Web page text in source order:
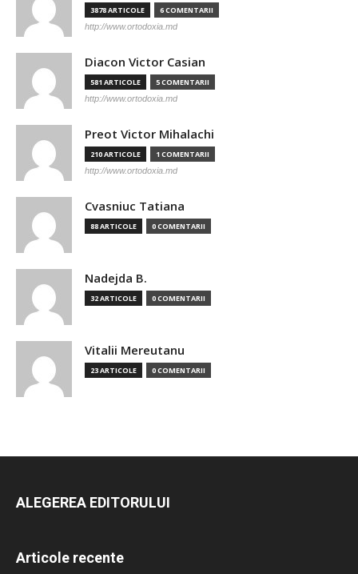
3878 ARTICOLE 6 COMENTARII
http://www.ortodoxia.md
Diacon Victor Casian
581 ARTICOLE 5 COMENTARII
http://www.ortodoxia.md
Preot Victor Mihalachi
210 ARTICOLE 1 COMENTARII
http://www.ortodoxia.md
Cvasniuc Tatiana
88 ARTICOLE 0 COMENTARII
Nadejda B.
32 ARTICOLE 0 COMENTARII
Vitalii Mereutanu
23 ARTICOLE 0 COMENTARII
ALEGEREA EDITORULUI
Articole recente